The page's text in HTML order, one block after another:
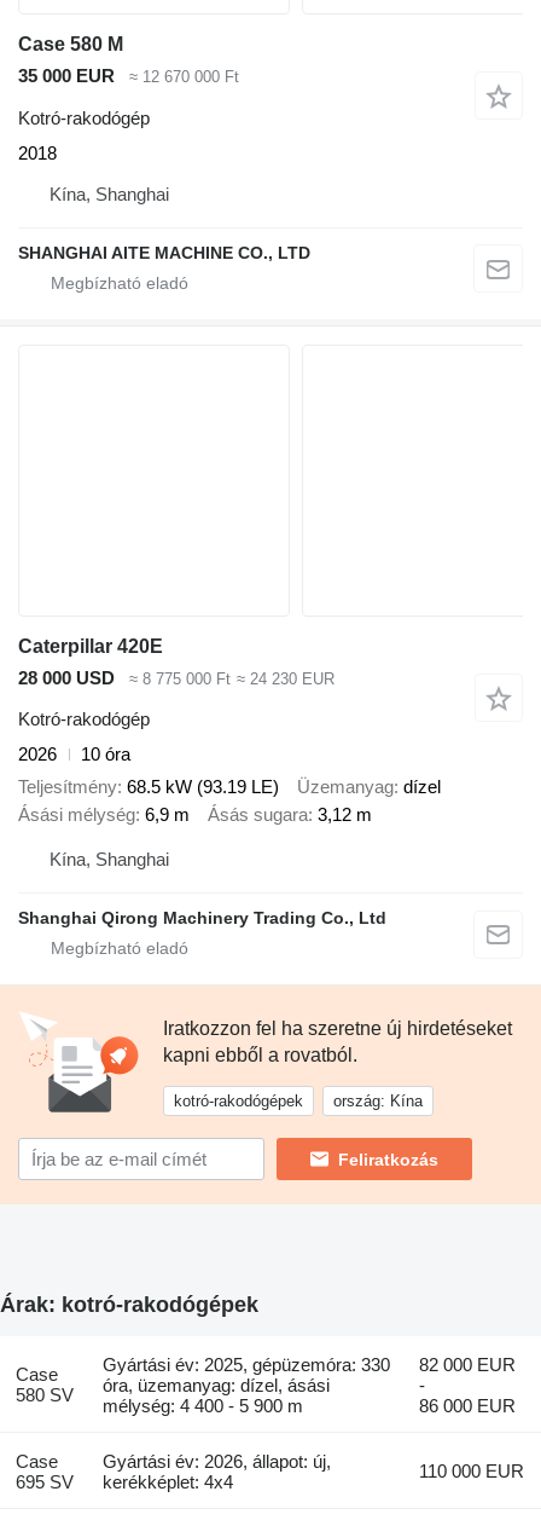
Case 580 M
35 000 EUR
≈ 12 670 000 Ft
Kotró-rakodógép
2018
Kína, Shanghai
SHANGHAI AITE MACHINE CO., LTD
Caterpillar 420E
28 000 USD
≈ 8 775 000 Ft ≈ 24 230 EUR
Kotró-rakodógép
2026
10 óra
Teljesítmény 68.5 kW (93.19 LE) Üzemanyag dízel
Ásási mélység 6,9 m Ásás sugara 3,12 m
Kína, Shanghai
Shanghai Qirong Machinery Trading Co., Ltd
Iratkozzon fel ha szeretne új hirdetéseket
kapni ebből a rovatból.
kotró-rakodógépek ország: Kína
Feliratkozás
Árak: kotró-rakodógépek
Case
580 SV
Gyártási év: 2025, gépüzemóra: 330
óra, üzemanyag: dízel, ásási
mélység: 4 400 - 5 900 m
82 000 EUR
-
86 000 EUR
Case
695 SV
Gyártási év: 2026, állapot: új,
kerékképlet: 4x4
110 000 EUR